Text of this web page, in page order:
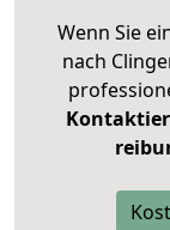
Wenn Sie
nach